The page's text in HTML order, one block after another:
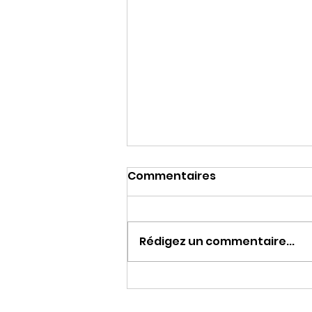
Commentaires
Rédigez un commentaire...